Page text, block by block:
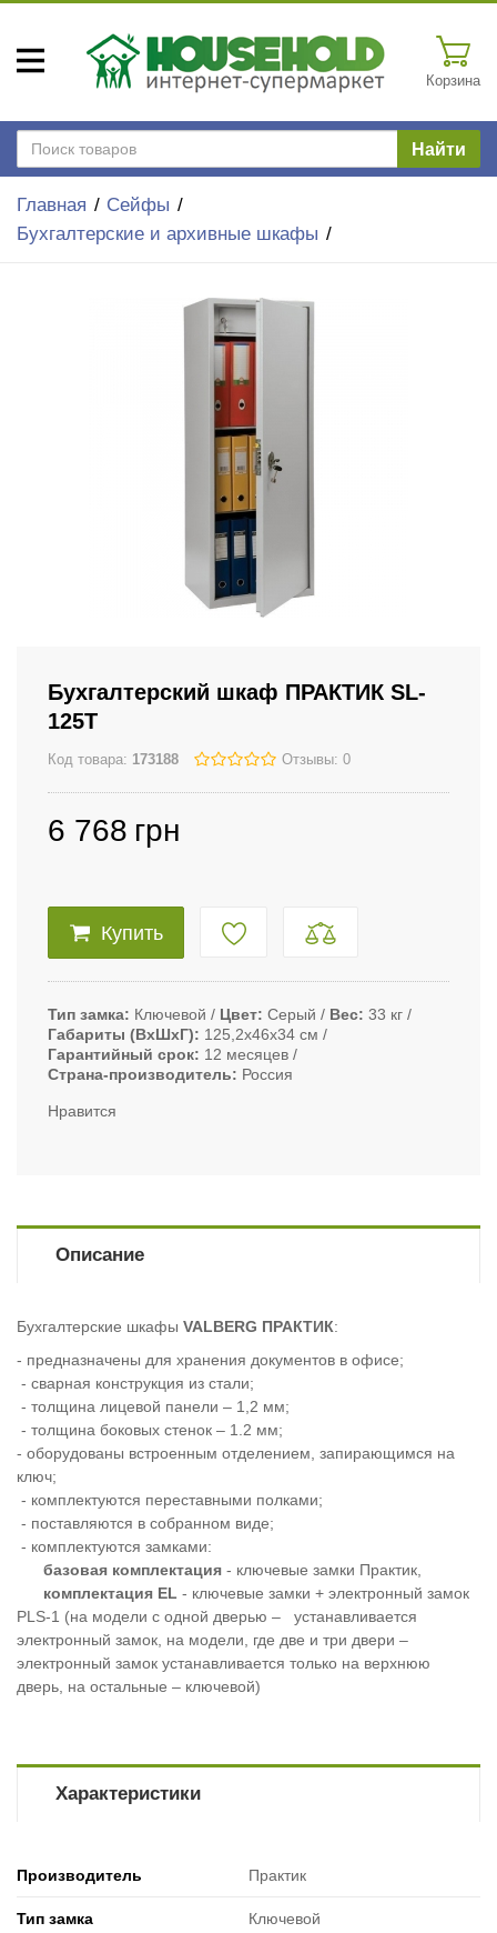
Корзина
Найти
Главная
Сейфы
Бухгалтерские и архивные шкафы
Бухгалтерский шкаф ПРАКТИК SL-
125T
Код товара: 173188 Отзывы: 0
6 768 грн
Купить
Тип замка Ключевой Цвет Серый Вес 33 кг
Габариты (ВxШxГ)
125,2х46х34 см
Гарантийный срок
12 месяцев
Страна-производитель
Россия
Нравится
Описание
Бухгалтерские шкафы VALBERG ПРАКТИК:
- предназначены для хранения документов в офисе;
- сварная конструкция из стали;
- толщина лицевой панели – 1,2 мм;
- толщина боковых стенок – 1.2 мм;
- оборудованы встроенным отделением, запирающимся на
ключ;
- комплектуются переставными полками;
- поставляются в собранном виде;
- комплектуются замками:
базовая комплектация - ключевые замки Практик,
комплектация EL - ключевые замки + электронный замок
PLS-1 (на модели с одной дверью – устанавливается
электронный замок, на модели, где две и три двери –
электронный замок устанавливается только на верхнюю
дверь, на остальные – ключевой)
Характеристики
Производитель Практик
Тип замка Ключевой